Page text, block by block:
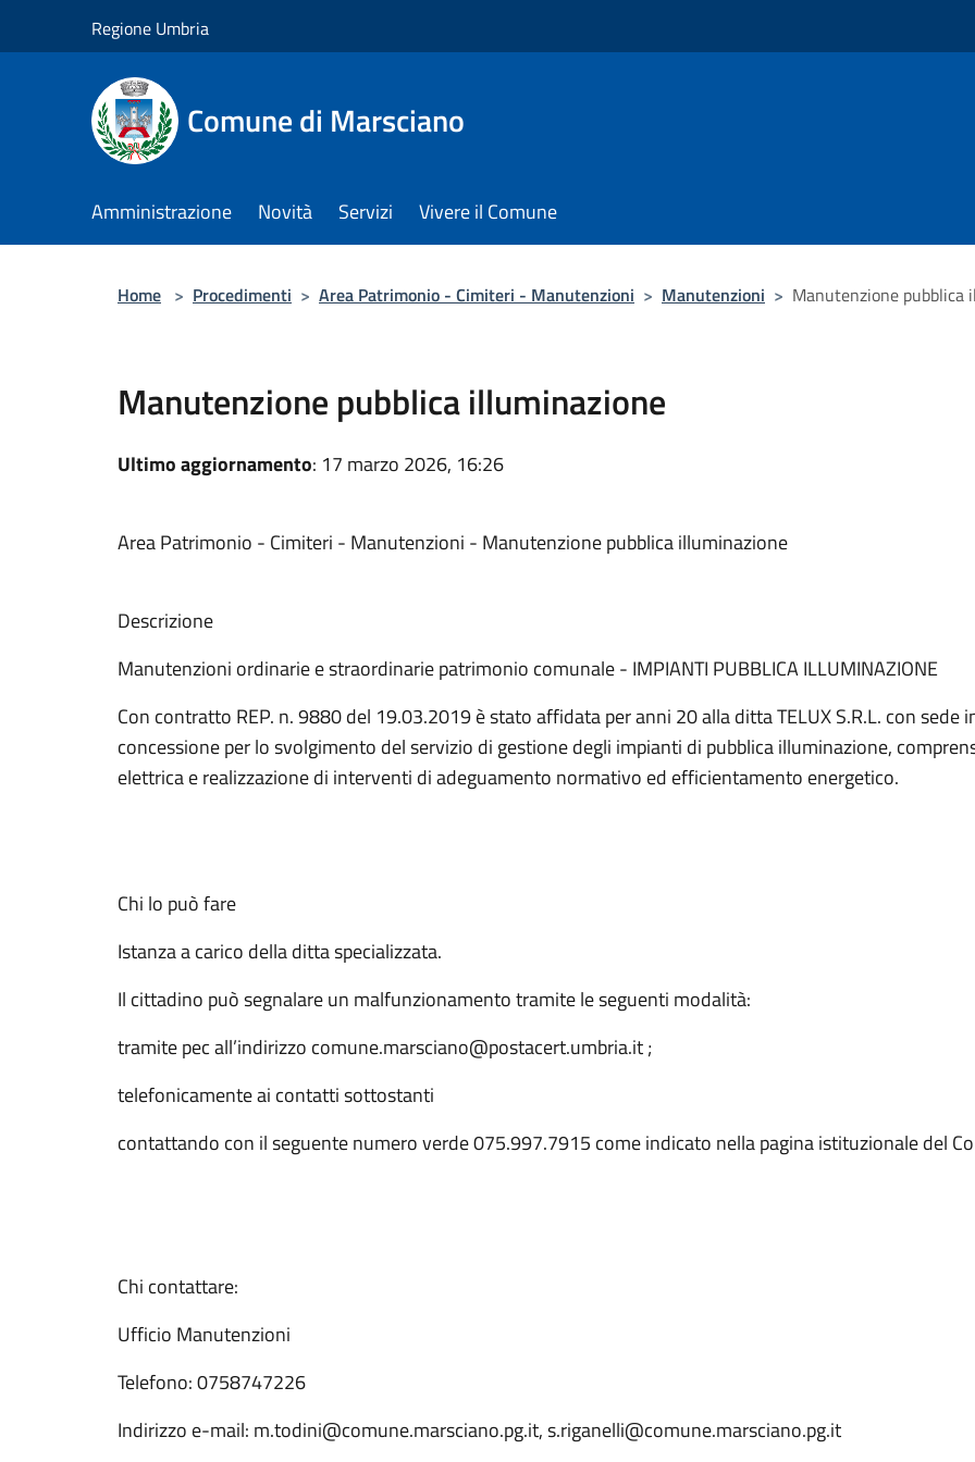
Regione Umbria
Comune di Marsciano
Amministrazione Novità Servizi Vivere il Comune
Home > Procedimenti > Area Patrimonio - Cimiteri - Manutenzioni > Manutenzioni > Manutenzione pubblica
Manutenzione pubblica illuminazione
Ultimo aggiornamento: 17 marzo 2026, 16:26
Area Patrimonio - Cimiteri - Manutenzioni - Manutenzione pubblica illuminazione
Descrizione
Manutenzioni ordinarie e straordinarie patrimonio comunale - IMPIANTI PUBBLICA ILLUMINAZIONE
Con contratto REP. n. 9880 del 19.03.2019 è stato affidata per anni 20 alla ditta TELUX S.R.L. con sede
concessione per lo svolgimento del servizio di gestione degli impianti di pubblica illuminazione,
elettrica e realizzazione di interventi di adeguamento normativo ed efficientamento energetico.
Chi lo può fare
Istanza a carico della ditta specializzata.
Il cittadino può segnalare un malfunzionamento tramite le seguenti modalità:
tramite pec all’indirizzo comune.marsciano@postacert.umbria.it ;
telefonicamente ai contatti sottostanti
contattando con il seguente numero verde 075.997.7915 come indicato nella pagina istituzionale del
Chi contattare:
Ufficio Manutenzioni
Telefono: 0758747226
Indirizzo e-mail: m.todini@comune.marsciano.pg.it, s.riganelli@comune.marsciano.pg.it